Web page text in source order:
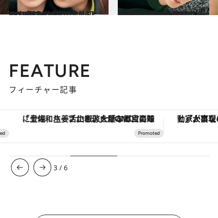
2025.3.7
ATEEZのHONGJOONGとYEOSANGが振り返る、”印象的だった”最初の出会い
カルチャー 2025.3.7
心の距離が近い関係のATEEZのSANとWOOYOUNGが語る、愛という表現へのアプローチ
カルチャー
FEATURE
フィーチャー記事
「土佐和ハーブかき氷」がOMO7高知に登場！生姜、山椒、大葉など目にも舌にも涼を呼ぶ郷土の味
3 /6